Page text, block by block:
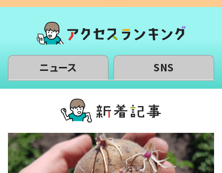
ニュース SNS